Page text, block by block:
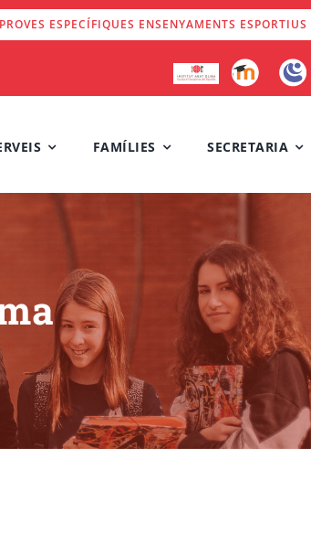
PROVES ESPECÍFIQUES ENSENYAMENTS
FAMÍLIES SECRETARIA